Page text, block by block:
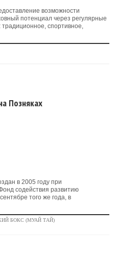
возможности
потенциал через регулярные
спортивное,
Позняках
в 2005 году при
содействия развитию
того же года, в
БОКС (МУАЙ ТАЙ)